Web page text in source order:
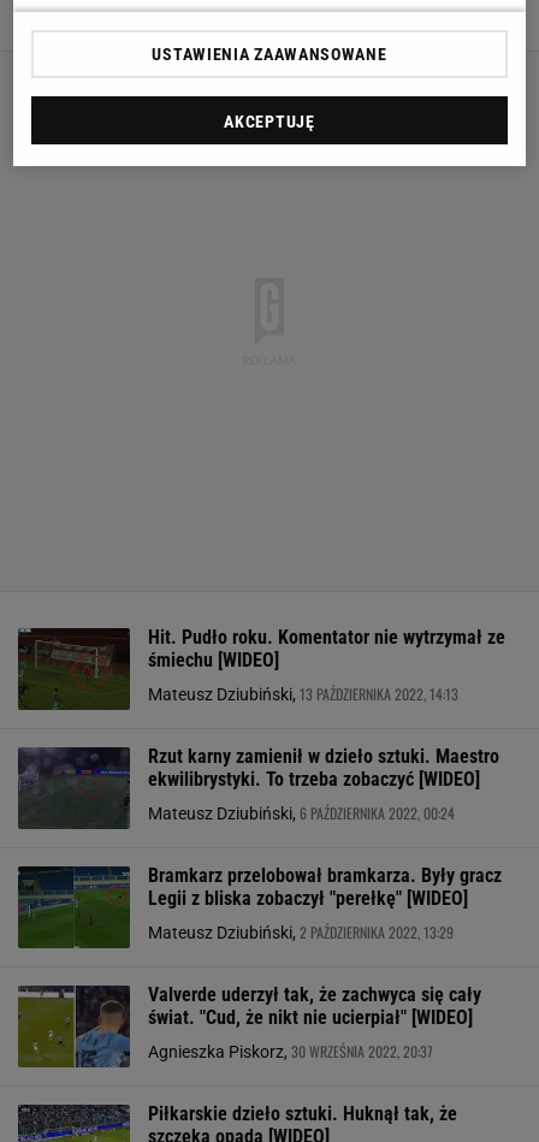
Hit. Pudło roku. Komentator nie wytrzymał ze
śmiechu [WIDEO]
Mateusz Dziubiński, 13 PAŹDZIERNIKA 2022, 14:13
Rzut karny zamienił w dzieło sztuki. Maestro
ekwilibrystyki. To trzeba zobaczyć [WIDEO]
Mateusz Dziubiński, 6 PAŹDZIERNIKA 2022, 00:24
Bramkarz przelobował bramkarza. Były gracz
Legii z bliska zobaczył "perełkę" [WIDEO]
Mateusz Dziubiński, 2 PAŹDZIERNIKA 2022, 13:29
Valverde uderzył tak, że zachwyca się cały
świat. "Cud, że nikt nie ucierpiał" [WIDEO]
Agnieszka Piskorz, 30 WRZEŚNIA 2022, 20:37
Piłkarskie dzieło sztuki. Huknął tak, że
szczęka opada [WIDEO]
USTAWIENIA ZAAWANSOWANE
AKCEPTUJĘ